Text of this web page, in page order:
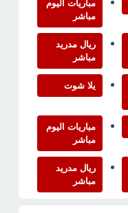
مباريات اليوم
مباشر
ريال مدريد
مباشر
يلا شوت
مباريات اليوم
مباشر
ريال مدريد
مباشر